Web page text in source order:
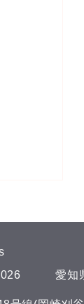
祝日以
にい
んにち
愛知